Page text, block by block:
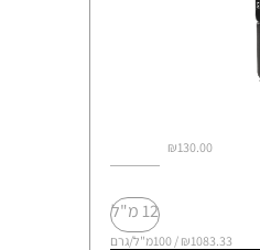
₪130.00
12 מ"ל
₪1083.33 / 100מ"ל/גרם